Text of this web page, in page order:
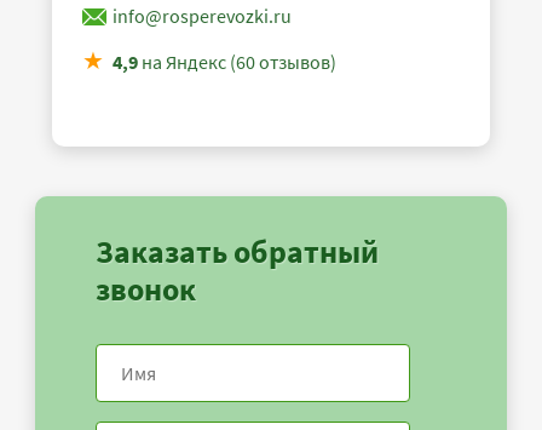
info@rosperevozki.ru
4,9 на Яндекс (60 отзывов)
Заказать обратный
звонок